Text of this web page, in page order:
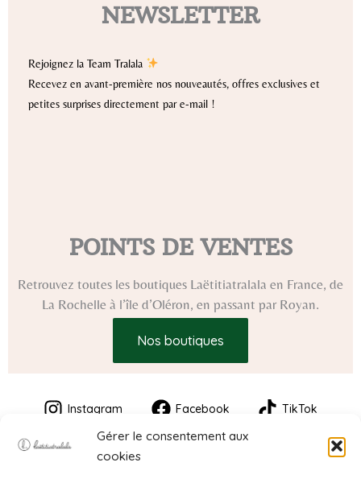
Gérer le consentement aux
cookies
NEWSLETTER
Rejoignez la Team Tralala
Recevez en avant-première nos nouveautés, offres exclusives et
petites surprises directement par e-mail !
POINTS DE VENTES
Retrouvez toutes les boutiques Laëtitiatralala en France, de
La Rochelle à l’île d’Oléron, en passant par Royan.
Nos boutiques
Instagram Facebook TikTok